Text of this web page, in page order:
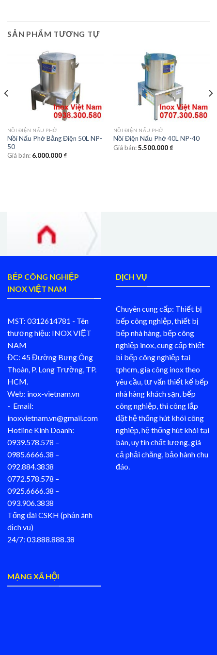
SẢN PHẨM TƯƠNG TỰ
NỒI ĐIỆN NẤU PHỞ
Nồi Nấu Phở Bằng Điện 50L NP-
50
Giá bán: 6.000.000₫
NỒI ĐIỆN NẤU PHỞ
Nồi Điện Nấu Phở 40L NP-40
Giá bán:5.500.000₫
BẾP CÔNG NGHIỆP
INOX VIỆT NAM
MST: 0312614781 - Tên
thương hiệu: INOX VIỆT
NAM
ĐC: 45 Đường Bưng Ông
Thoàn, P. Long Trường, TP.
HCM.
Web: inox-vietnam.vn
- Email:
inoxvietnam.vn@gmail.com
Hotline Kinh Doanh:
0939.578.578 –
0985.6666.38 –
092.884.3838
0772.578.578 –
0925.6666.38 –
093.906.3838
Tổng đài CSKH (phản ánh
dịch vụ)
24/7: 03.888.888.38
DỊCH VỤ
Chuyên cung cấp: Thiết bị
bếp công nghiệp, thiết bị
bếp nhà hàng, bếp công
nghiệp inox, cung cấp thiết
bị bếp công nghiệp tại
tphcm, gia công inox theo
yêu cầu, tư vấn thiết kế bếp
nhà hàng khách sạn, bếp
công nghiệp, thi công lắp
đặt hệ thống hút khói công
nghiệp, hệ thống hút khói tại
bàn, uy tín chất lượng, giá
cả phải chăng, bảo hành chu
đáo.
MẠNG XÃ HỘI